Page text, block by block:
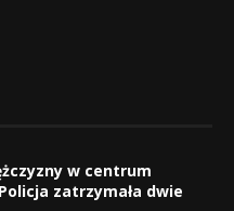
w centrum
zatrzymała dwie